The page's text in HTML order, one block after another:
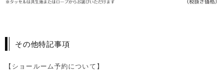
その他特記事項
【ショールーム予約について】